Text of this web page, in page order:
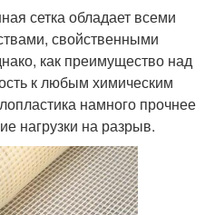
сетка обладает всеми
свойственными
как преимущество над
к любым химическим
намного прочнее
нагрузки на разрыв.